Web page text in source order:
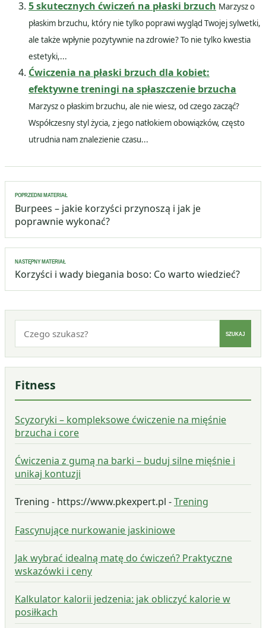
5 skutecznych ćwiczeń na płaski brzuch Marzysz o
płaskim brzuchu, który nie tylko poprawi wygląd Twojej sylwetki,
ale także wpłynie pozytywnie na zdrowie? To nie tylko kwestia
estetyki,...
Ćwiczenia na płaski brzuch dla kobiet:
efektywne treningi na spłaszczenie brzucha
Marzysz o płaskim brzuchu, ale nie wiesz, od czego zacząć?
Współczesny styl życia, z jego natłokiem obowiązków, często
utrudnia nam znalezienie czasu...
Nawigacja
wpisu
POPRZEDNI MATERIAŁ
Burpees – jakie korzyści przynoszą i jak je
poprawnie wykonać?
NASTĘPNY MATERIAŁ
Korzyści i wady biegania boso: Co warto wiedzieć?
SZUKAJ
Fitness
Scyzoryki – kompleksowe ćwiczenie na mięśnie
brzucha i core
Ćwiczenia z gumą na barki – buduj silne mięśnie i
unikaj kontuzji
Trening - https://www.pkexpert.pl -Trening
Fascynujące nurkowanie jaskiniowe
Jak wybrać idealną matę do ćwiczeń? Praktyczne
wskazówki i ceny
Kalkulator kalorii jedzenia: jak obliczyć kalorie w
posiłkach